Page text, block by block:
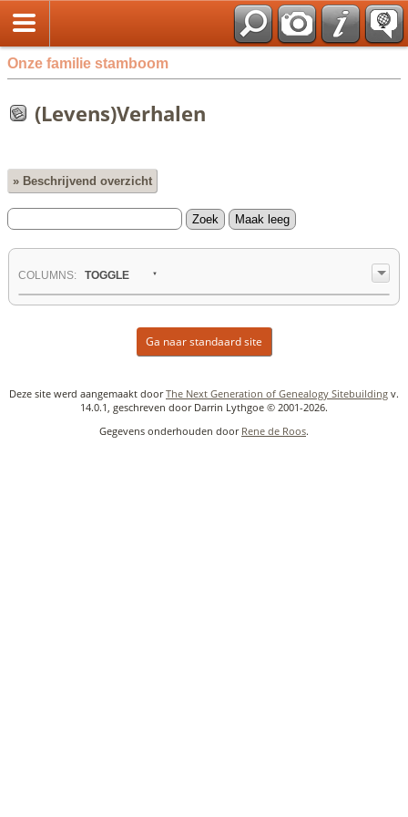
Onze familie stamboom
(Levens)Verhalen
» Beschrijvend overzicht
COLUMN S: TOGGLE
Ga naar standaard site
Deze site werd aangemaakt doorThe Next Generation of Genealogy Sitebuilding v.
14.0.1, geschreven door Darrin Lythgoe © 2001-2026.
Gegevens onderhouden door Rene de Roos.